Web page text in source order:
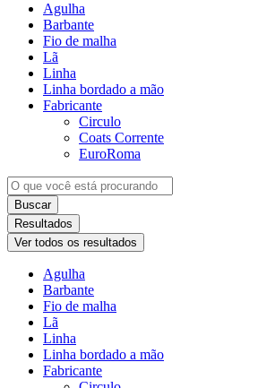
Agulha
Barbante
Fio de malha
Lã
Linha
Linha bordado a mão
Fabricante
Circulo
Coats Corrente
EuroRoma
Buscar
Resultados
Ver todos os resultados
Agulha
Barbante
Fio de malha
Lã
Linha
Linha bordado a mão
Fabricante